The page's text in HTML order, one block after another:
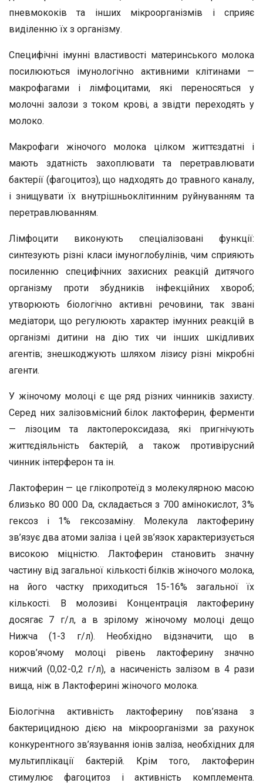
пневмококів та інших мікроорганізмів і сприяє
виділенню їх з організму.
Специфічні імунні властивості материнського молока
посилюються імунологічно активними клітинами —
макрофагами і лімфоцитами, які переносяться у
молочні залози з током крові, а звідти переходять у
молоко.
Макрофаги жіночого молока цілком життєздатні і
мають здатність захоплювати та перетравлювати
бактерії (фагоцитоз), що надходять до травного каналу,
і знищувати їх внутрішньоклітинним руйнуванням та
перетравлюванням.
Лімфоцити виконують спеціалізовані функції:
синтезують різні класи імуноглобулінів, чим сприяють
посиленню специфічних захисних реакцій дитячого
організму проти збудників інфекційних хвороб;
утворюють біологічно активні речовини, так звані
медіатори, що регулюють характер імунних реакцій в
організмі дитини на дію тих чи інших шкідливих
агентів; знешкоджують шляхом лізису різні мікробні
агенти.
У жіночому молоці є ще ряд різних чинників захисту.
Серед них залізовмісний білок лактоферин, ферменти
— лізоцим та лактопероксидаза, які пригнічують
життєдіяльність бактерій, а також противірусний
чинник інтерферон та ін.
Лактоферин — це глікопротеїд з молекулярною масою
близько 80 000 Da, складається з 700 амінокислот, 3%
гексоз і 1% гексозаміну. Молекула лактоферину
зв’язує два атоми заліза і цей зв’язок характеризується
високою міцністю. Лактоферин становить значну
частину від загальної кількості білків жіночого молока,
на його частку приходиться 15-16% загальної їх
кількості. В молозиві Концентрація лактоферину
досягає 7 г/л, а в зрілому жіночому молоці дещо
Нижча (1-3 г/л). Необхідно відзначити, що в
коров’ячому молоці рівень лактоферину значно
нижчий (0,02-0,2 г/л), а насиченість залізом в 4 рази
вища, ніж в Лактоферині жіночого молока.
Біологічна активність лактоферину пов’язана з
бактерицидною дією на мікроорганізми за рахунок
конкурентного зв’язування іонів заліза, необхідних для
мультиплікації бактерій. Крім того, лактоферин
стимулює фагоцитоз і активність комплемента.